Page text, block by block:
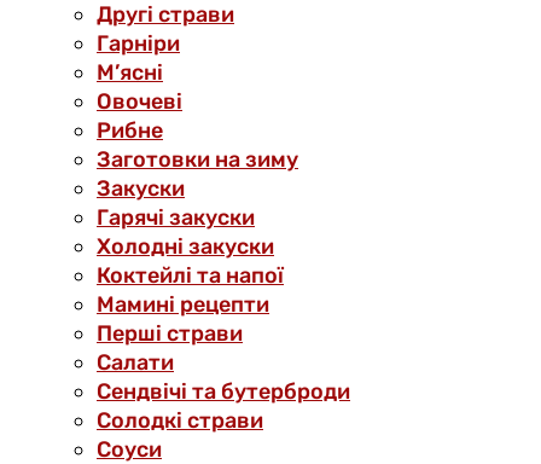
Другі страви
Гарніри
М’ясні
Овочеві
Рибне
Заготовки на зиму
Закуски
Гарячі закуски
Холодні закуски
Коктейлі та напої
Мамині рецепти
Перші страви
Салати
Сендвічі та бутерброди
Солодкі страви
Соуси